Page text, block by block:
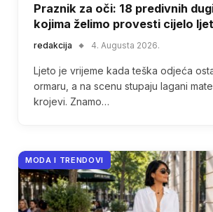
Praznik za oči: 18 predivnih
kojima želimo provesti cijelo
redakcija 4. Augusta 2026.
Ljeto je vrijeme kada teška odjeća
ormaru, a na scenu stupaju lagani
krojevi. Znamo…
MODA I TRENDOVI